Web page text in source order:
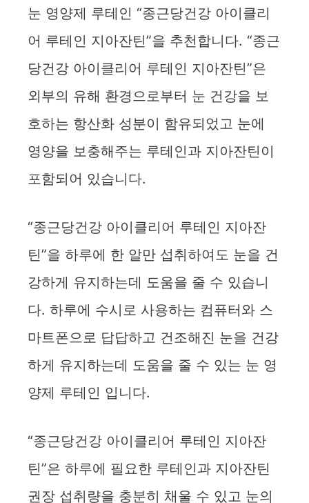
눈 영양제 루테인 “종근당건강 아이클리
어 루테인 지아잔틴”을 추천합니다. “종근
당건강 아이클리어 루테인 지아잔틴”은
외부의 유해 환경으로부터 눈 건강을 보
호하는 항산화 성분이 함유되었고 눈에
영양을 보충해주는 루테인과 지아잔틴이
포함되어 있습니다.
“종근당건강 아이클리어 루테인 지아잔
틴”을 하루에 한 알만 섭취하여도 눈을 건
강하게 유지하는데 도움을 줄 수 있습니
다. 하루에 수시로 사용하는 컴퓨터와 스
마트폰으로 답답하고 건조해진 눈을 건강
하게 유지하는데 도움을 줄 수 있는 눈 영
양제 루테인 입니다.
“종근당건강 아이클리어 루테인 지아잔
틴”은 하루에 필요한 루테인과 지아잔틴
권장 섭취량을 충분히 채울 수 있고 눈의